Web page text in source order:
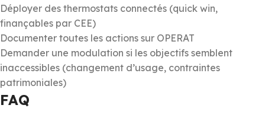
Déployer des thermostats connectés (quick win,
finançables par CEE)
Documenter toutes les actions sur OPERAT
Demander une modulation si les objectifs semblent
inaccessibles (changement d’usage, contraintes
patrimoniales)
FAQ